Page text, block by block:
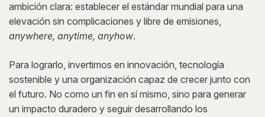
ambición clara: establecer el estándar mundial para una
elevación sin complicaciones y libre de emisiones,
anywhere, anytime, anyhow.
Para lograrlo, invertimos en innovación, tecnología
sostenible y una organización capaz de crecer junto con
el futuro. No como un fin en sí mismo, sino para generar
un impacto duradero y seguir desarrollando los